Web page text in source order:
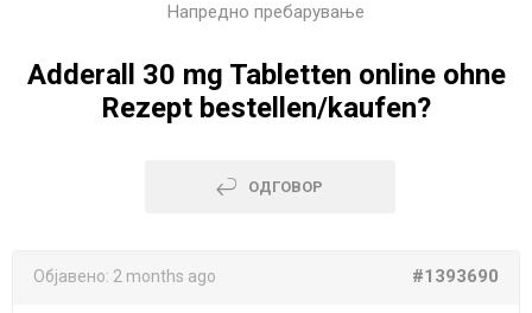
Напредно пребарување
Adderall 30 mg Tabletten online ohne
Rezept bestellen/kaufen?
ОДГОВОР
Објавено: 2 months ago #1393690